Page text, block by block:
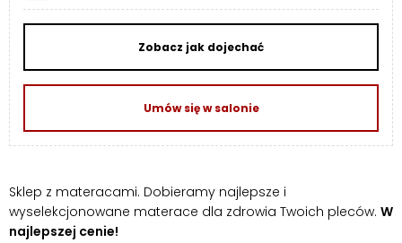
Zobacz jak dojechać
Umów się w salonie
Sklep z materacami. Dobieramy najlepsze i
wyselekcjonowane materace dla zdrowia Twoich pleców. W
najlepszej cenie!